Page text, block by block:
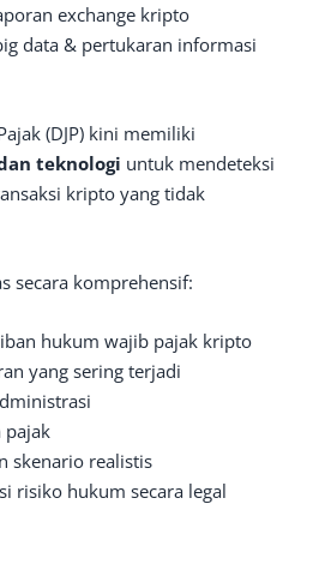
exchange kripto
data & pertukaran informasi
(DJP) kini memiliki
teknologi untuk mendeteksi
kripto yang tidak
secara komprehensif:
hukum wajib pajak kripto
yang sering terjadi
pajak
skenario realistis
risiko hukum secara legal